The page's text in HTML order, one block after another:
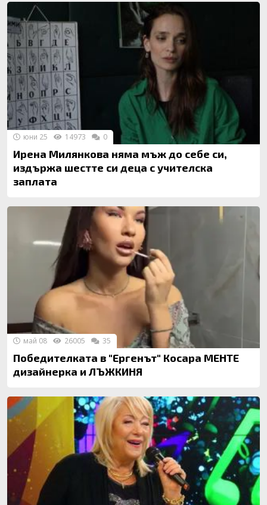
Ирена Милянкова няма мъж до себе си,
издържа шестте си деца с учителска
заплата
юни 25 14973 0
Победителката в "Ергенът" Косара МЕНТЕ
дизайнерка и ЛЪЖКИНЯ
май 08 26005 35